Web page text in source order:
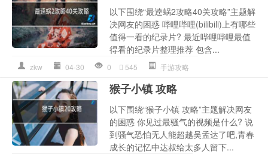
以下围绕“最逵蜗2攻略40关攻略”主题解
决网友的困惑 哔哩哔哩(bilibili)上有哪些
值得一看的纪录片? 最近哔哩哔哩最值
得看的纪录片整理推荐 包含...
zkw 04-30 0 545 手游攻略
猴子小镇 攻略
以下围绕“猴子小镇 攻略”主题解决网友
的困惑 你见过最骚气的视频是什么? 说
到骚气恐怕无人能超越吴孟达了吧,青春
成长的记忆中达叔给太多人留下...